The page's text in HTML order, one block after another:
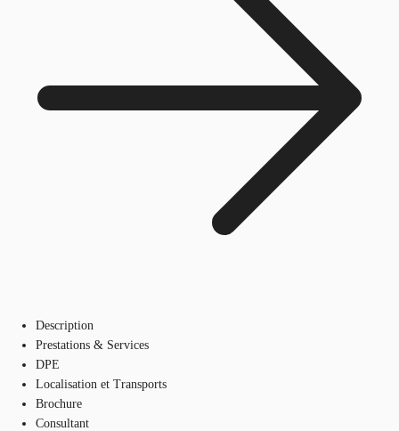
Description
Prestations & Services
DPE
Localisation et Transports
Brochure
Consultant